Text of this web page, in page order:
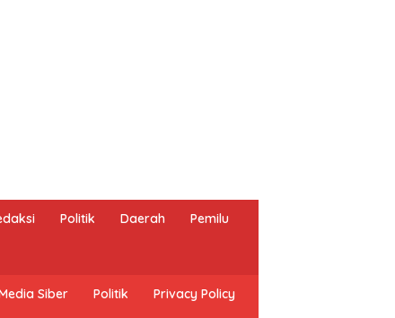
Politik Daerah Pemilu
Siber Politik Privacy Policy